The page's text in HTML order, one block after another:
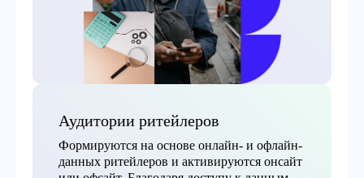
Аудитории ритейлеров
Формируются на основе онлайн- и офлайн-
данных ритейлеров и активируются онсайт